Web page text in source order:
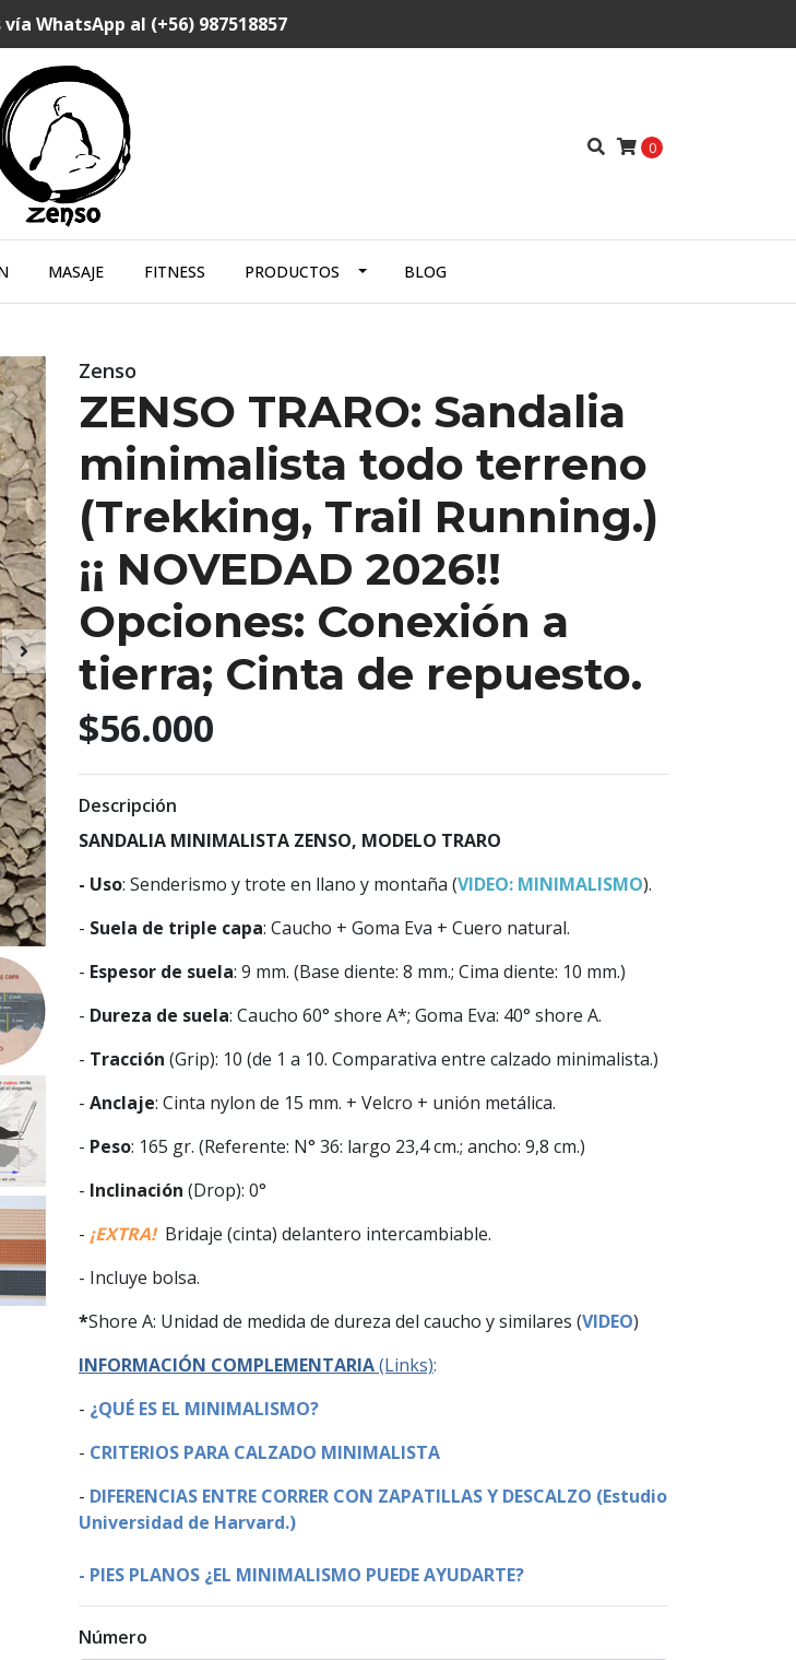
WhatsApp al (+56) 987518857
0
MASAJE FITNESS PRODUCTOS BLOG
Zenso
ZENSO TRARO: Sandalia
minimalista todo terreno
(Trekking, Trail Running.)
¡¡ NOVEDAD 2026!!
Opciones: Conexión a
tierra; Cinta de repuesto.
$56.000
Descripción
SANDALIA MINIMALISTA ZENSO, MODELO TRARO
- Uso: Senderismo y trote en llano y montaña (VIDEO: MINIMALISMO).
- Suela de triple capa: Caucho + Goma Eva + Cuero natural.
- Espesor de suela: 9 mm. (Base diente: 8 mm.; Cima diente: 10 mm.)
- Dureza de suela: Caucho 60° shore A*; Goma Eva: 40° shore A.
- Tracción (Grip): 10 (de 1 a 10. Comparativa entre calzado minimalista.)
- Anclaje: Cinta nylon de 15 mm. + Velcro + unión metálica.
- Peso: 165 gr. (Referente: N° 36: largo 23,4 cm.; ancho: 9,8 cm.)
- Inclinación (Drop): 0°
- ¡EXTRA!Bridaje (cinta) delantero intercambiable.
- Incluye bolsa.
*Shore A: Unidad de medida de dureza del caucho y similares (VIDEO)
INFORMACIÓN COMPLEMENTARIA(Links):
- ¿QUÉ ES EL MINIMALISMO?
- CRITERIOS PARA CALZADO MINIMALISTA
- DIFERENCIAS ENTRE CORRER CON ZAPATILLAS Y DESCALZO (Estudio
Universidad de Harvard.)
- PIES PLANOS ¿EL MINIMALISMO PUEDE AYUDARTE?
Número